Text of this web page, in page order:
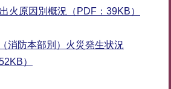
出火原因別概況（PDF：39KB）
消防本部別）火災発生状況
）